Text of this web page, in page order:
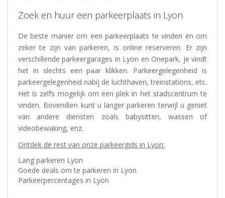
Zoek en huur een parkeerplaats in Lyon
De beste manier om een ​​parkeerplaats te vinden en om
zeker te zijn van parkeren, is online reserveren. Er zijn
verschillende parkeergarages in Lyon en Onepark, je vindt
het in slechts een paar klikken. Parkeergelegenheid is
parkeergelegenheid nabij de luchthaven, treinstations, etc.
Het is zelfs mogelijk om een ​​plek in het stadscentrum te
vinden. Bovendien kunt u langer parkeren terwijl u geniet
van andere diensten zoals babysitten, wassen of
videobewaking, enz.
Ontdek de rest van onze parkeergids in Lyon:
Lang parkeren Lyon
Goede deals om te parkeren in Lyon
Parkeerpercentages in Lyon